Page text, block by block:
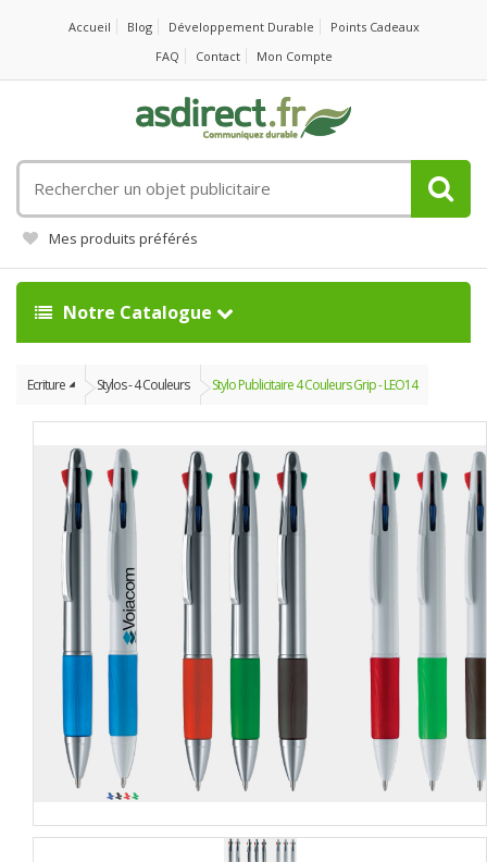
Accueil Blog Développement Durable
Points Cadeaux
FAQ
Contact Mon Compte
un
objet
publicitaire
Mes produits préférés
Notre Catalogue
Ecriture Stylos - 4 Couleurs Stylo Publicitaire 4 Couleurs Grip - LEO14